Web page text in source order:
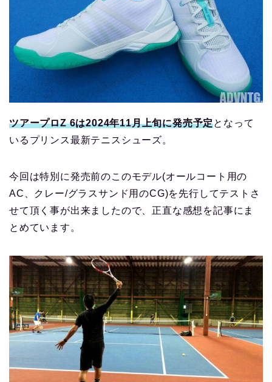
ツアープロZ 6は2024年11月上旬に発売予定となって
いるプリンス最新テニスシューズ。
今回は特別に発売前のこのモデル(オールコート用の
AC、クレー/グラスサンド用のCG)を先行してテストさ
せて頂く事が出来ましたので、正直な感想を記事にま
とめています。